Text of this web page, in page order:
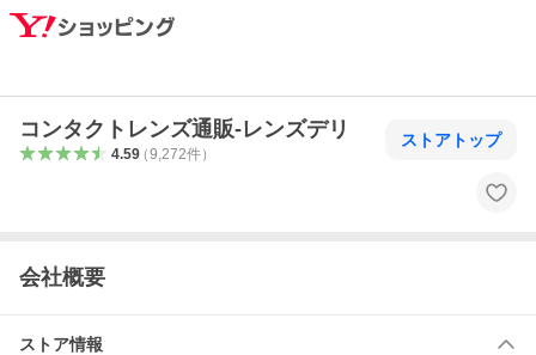
コンタクトレンズ通販-レンズデリ
4.59（9,272件）
ストアトップ
会社概要
ストア情報